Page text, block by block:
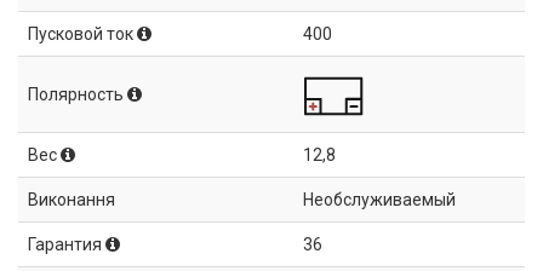
Пусковой ток 400
Полярность
Вес 12,8
Виконання Необслуживаемый
Гарантия 36